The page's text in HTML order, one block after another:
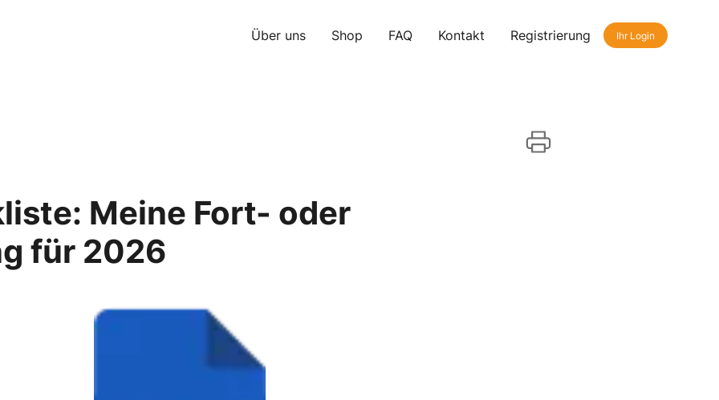
Über uns Shop FAQ Kontakt Registrierung Ihr Login
Meine Fort- oder
für 2026